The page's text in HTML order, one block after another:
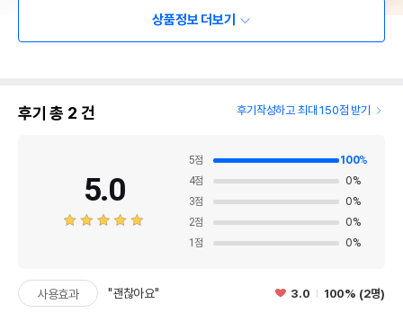
상품정보 더보기
후기 총 2 건 후기작성하고 최대 150점 받기
5.0
5점 100%
4점 0%
3점 0%
2점 0%
1 점 0%
사용효과 "괜찮아요" 3.0 100% (2명)